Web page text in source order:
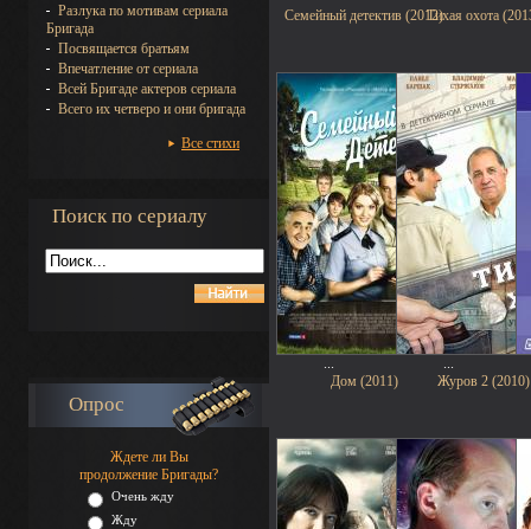
Разлука по мотивам сериала
Бригада
Посвящается братьям
Впечатление от сериала
Всей Бригаде актеров сериала
Всего их четверо и они бригада
Все стихи
Поиск по сериалу
Опрос
Ждете ли Вы
продолжение Бригады?
Очень жду
Жду
Семейный детектив (2012)
...
Тихая охота
...
Дом (2011)
Журов 2 (2010)